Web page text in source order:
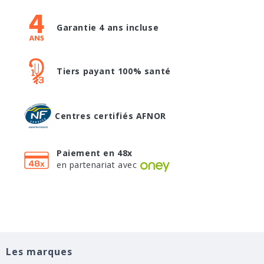
Garantie 4 ans incluse
Tiers payant 100% santé
Centres certifiés AFNOR
Paiement en 48x
en partenariat avec
Les marques